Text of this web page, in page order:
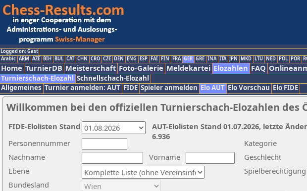
Logged on: Gast
Arabic ARM AZE BIH BUL CAT CHN CRO CZE DEN ENG ESP FAI FIN FRA GER GRE INA ITA JPN MKD LTU NED POL POR
Home TurnierDB Meisterschaft Foto-Galerie Meldekartei Elozahlen FAQ
Turnierschach-Elozahl Schnellschach-Elozahl
Allgemeines Turnier anmelden: AUT FIDE Spieler anmelden Elo AUT Elo Vorschau Elo FIDE
Willkommen bei den offiziellen Turnierschach-Elozahlen des
Nachname
Vorname
Ebene
Kategorie
Personennummer
Bundesland
Geschlecht
Spielberechtigung
AUT-Elolisten Stand 01.07.2026, letzte
6.936
FIDE-Elolisten Stand